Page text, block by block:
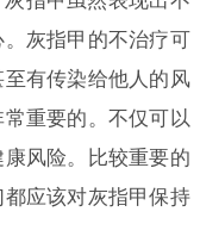
灰指甲的不治疗可
有传染给他人的风
重要的。不仅可以
风险。比较重要的
应该对灰指甲保持